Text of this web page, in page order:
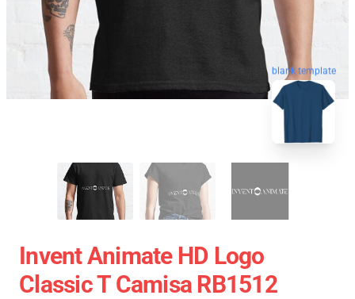
blank template
Invent Animate HD Logo
Classic T Camisa RB1512